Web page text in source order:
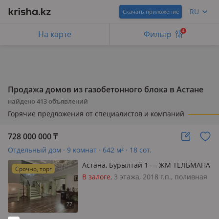
Скачать приложение RU
На карте Фильтр 4
Продажа домов из газобетонного блока в Астане
найдено 413 объявлений
Горячие предложения от специалистов и компаний
728 000 000₸
Отдельный дом · 9 комнат · 642 м² · 18 сот.
Срочно, торг
Астана, Бурылтай 1 — ЖМ ТЕЛЬМАНА
В залоге, 3 этажа, 2018 г.п., поливная